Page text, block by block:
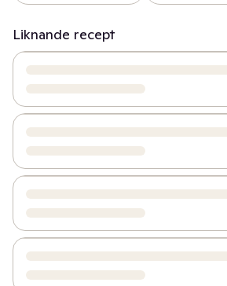
Liknande recept